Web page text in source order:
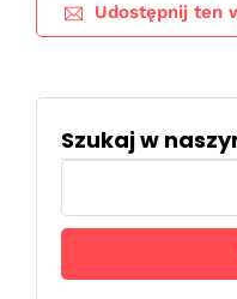
Udostępnij ten
Szukaj w